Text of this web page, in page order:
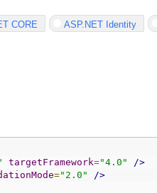
CORE ASP.NET Identity
targetFramework="4.0"
/>
="2.0"
/>